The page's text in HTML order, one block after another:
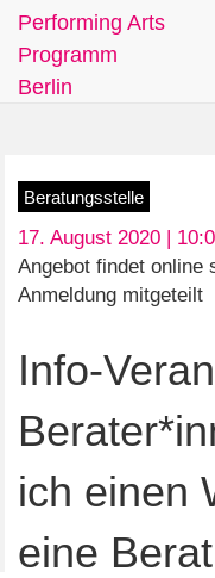
Skip
main
content
Performing Arts
Programm
Berlin
Beratungsstelle
17. August 2020 |
Angebot findet online
Anmeldung mitgeteilt
Info-
ich einen
eine